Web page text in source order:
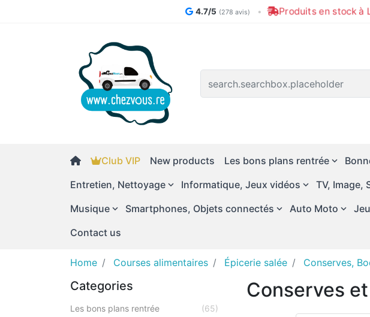
4.7/5 (278 avis) • Produits en stock à
Club VIP New products Les bons plans rentrée
Entretien, Nettoyage
Informatique, Jeux vidéos TV, Image,
Musique
Smartphones, Objets connectés Auto Moto
Contact us
Home Courses alimentaires Épicerie salée Conserves,
Categories
Les bons plans rentrée
(65)
Conserves